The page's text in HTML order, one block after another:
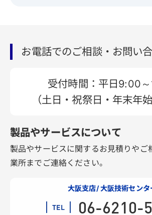
お電話でのご相談・お問い
受付時間：平日9:00
（土日・祝祭日・年末年
製品やサービスについて
製品やサービスに関するお見積りやご
業所までご連絡ください。
大阪支店/ 大阪技術センタ
TEL 06-6210-